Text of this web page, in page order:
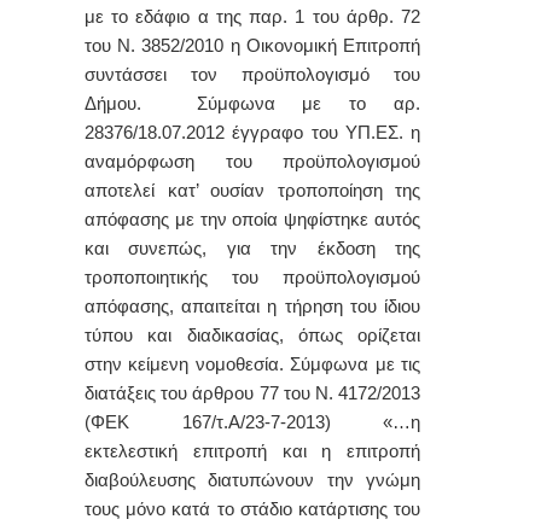
με το εδάφιο α της παρ. 1 του άρθρ. 72
του Ν. 3852/2010 η Οικονομική Επιτροπή
συντάσσει τον προϋπολογισμό του
Δήμου. Σύμφωνα με το αρ.
28376/18.07.2012 έγγραφο του ΥΠ.ΕΣ. η
αναμόρφωση του προϋπολογισμού
αποτελεί κατ’ ουσίαν τροποποίηση της
απόφασης με την οποία ψηφίστηκε αυτός
και συνεπώς, για την έκδοση της
τροποποιητικής του προϋπολογισμού
απόφασης, απαιτείται η τήρηση του ίδιου
τύπου και διαδικασίας, όπως ορίζεται
στην κείμενη νομοθεσία.Σύμφωνα με τις
διατάξεις του άρθρου 77 του Ν. 4172/2013
(ΦΕΚ 167/τ.Α/23-7-2013) «…η
εκτελεστική επιτροπή και η επιτροπή
διαβούλευσης διατυπώνουν την γνώμη
τους μόνο κατά το στάδιο κατάρτισης του